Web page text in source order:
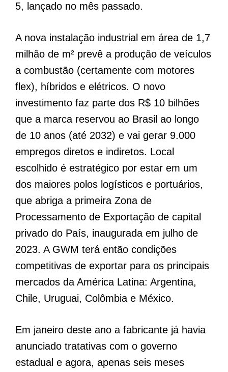
5, lançado no mês passado.
A nova instalação industrial em área de 1,7
milhão de m² prevê a produção de veículos
a combustão (certamente com motores
flex), híbridos e elétricos. O novo
investimento faz parte dos R$ 10 bilhões
que a marca reservou ao Brasil ao longo
de 10 anos (até 2032) e vai gerar 9.000
empregos diretos e indiretos. Local
escolhido é estratégico por estar em um
dos maiores polos logísticos e portuários,
que abriga a primeira Zona de
Processamento de Exportação de capital
privado do País, inaugurada em julho de
2023. A GWM terá então condições
competitivas de exportar para os principais
mercados da América Latina: Argentina,
Chile, Uruguai, Colômbia e México.
Em janeiro deste ano a fabricante já havia
anunciado tratativas com o governo
estadual e agora, apenas seis meses